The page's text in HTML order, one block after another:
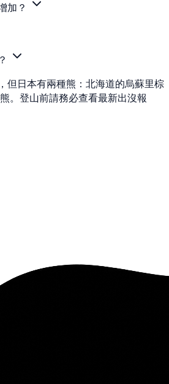
加？
但日本有兩種熊：北海道的烏蘇里棕
。登山前請務必查看最新出沒報